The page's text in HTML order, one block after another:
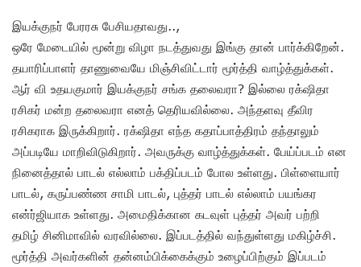
இயக்குநர் பேரரசு பேசியதாவது..,
ஒரே மேடையில் மூன்று விழா நடத்துவது இங்கு தான் பார்க்கிறேன்.
தயாரிப்பாளர் தாணுவையே மிஞ்சிவிட்டார் மூர்த்தி வாழ்த்துக்கள்.
ஆர் வி உதயகுமார் இயக்குநர் சங்க தலைவரா? இல்லை ரக்‌ஷிதா
ரசிகர் மன்ற தலைவரா எனத் தெரியவில்லை. அந்தளவு தீவிர
ரசிகராக இருக்கிறார். ரக்‌ஷிதா எந்த கதாப்பாத்திரம் தந்தாலும்
அப்படியே மாறிவிடுகிறார். அவருக்கு வாழ்த்துக்கள். பேய்ப்படம் என
நினைத்தால் பாடல் எல்லாம் பக்திப்படம் போல உள்ளது. பிள்ளையார்
பாடல், கருப்பண்ண சாமி பாடல், புத்தர் பாடல் எல்லாம் பயங்கர
என்ர்ஜியாக உள்ளது. அமைதிக்கான கடவுள் புத்தர் அவர் பற்றி
தமிழ் சினிமாவில் வரவில்லை. இப்படத்தில் வந்துள்ளது மகிழ்ச்சி.
மூர்த்தி அவர்களின் தன்னம்பிக்கைக்கும் உழைப்பிற்கும் இப்படம்